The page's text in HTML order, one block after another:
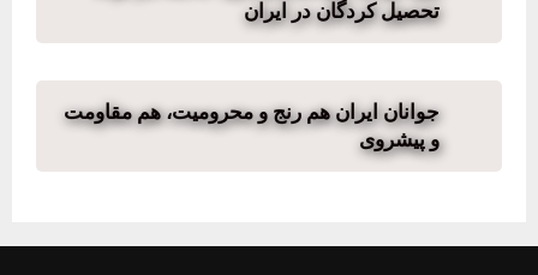
تحصیل کردگان در ایران
جوانان ایران هم رنج و محرومیت، هم مقاومت
و پیشروی